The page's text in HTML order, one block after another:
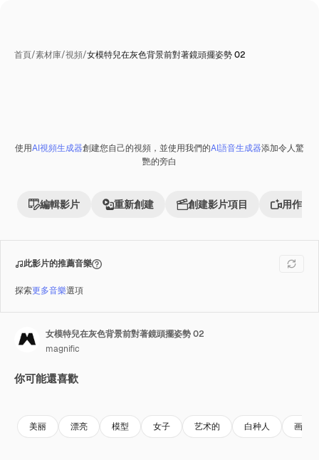
首頁/素材庫/視頻/女模特兒在灰色背景前對著鏡頭擺姿勢 02
使用AI視頻生成器創建您自己的視頻，並使用我們的AI語音生成器添加令人驚
艷的旁白
編輯影片 重新創建 創建影片項目 用作參
此影片的推薦音樂
探索更多音樂選項
女模特兒在灰色背景前對著鏡頭擺姿勢 02
magnific
你可能還喜歡
美丽 漂亮 模型 女子 艺术的 白种人 画像